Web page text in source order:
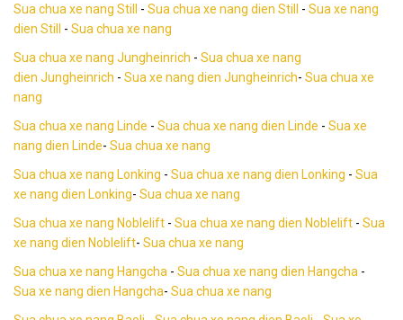
Sua chua xe nang Still - Sua chua xe nang dien Still - Sua xe nang
dien Still
- Sua chua xe nang
Sua chua xe nang Jungheinrich - Sua chua xe nang
dien Jungheinrich - Sua xe nang dien Jungheinrich- Sua chua xe
nang
Sua chua xe nang Linde - Sua chua xe nang dien Linde - Sua xe
nang dien Linde- Sua chua xe nang
Sua chua xe nang Lonking - Sua chua xe nang dien Lonking - Sua
xe nang dien Lonking- Sua chua xe nang
Sua chua xe nang Noblelift - Sua chua xe nang dien Noblelift - Sua
xe nang dien Noblelift- Sua chua xe nang
Sua chua xe nang Hangcha - Sua chua xe nang dien Hangcha -
Sua xe nang dien Hangcha- Sua chua xe nang